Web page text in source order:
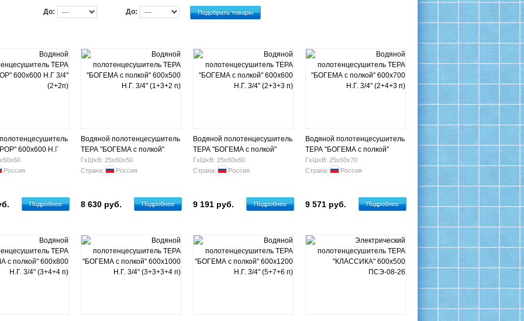
До: До:
600х600 Н.Г
Россия
Подробнее
Водяной полотенцесушитель
ТЕРА "БОГЕМА с полкой"
600х500 Н.Г. 3/4" (1+3+2 п)
ГхШхВ: 25х60х50
Страна:
Россия
8 630 руб. Подробнее
Водяной полотенцесушитель
ТЕРА "БОГЕМА с полкой"
600х600 Н.Г. 3/4" (2+3+3 п)
ГхШхВ: 25х60х60
Страна:
Россия
9 191 руб. Подробнее
Водяной полотенцесушитель
ТЕРА "БОГЕМА с полкой"
600х700 Н.Г. 3/4" (2+4+3 п)
ГхШхВ: 25х60х70
Страна:
Россия
9 571 руб. Подробнее